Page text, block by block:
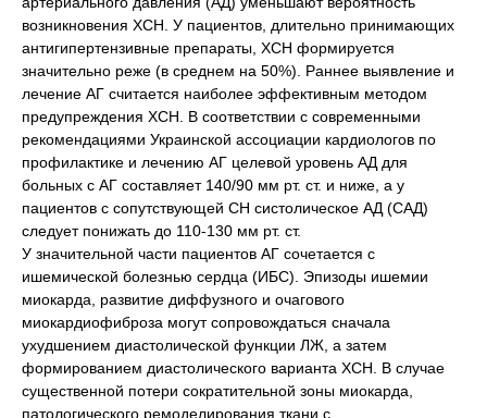
возникновения ХСН. У пациентов, длительно принимающих
антигипертензивные препараты, ХСН формируется
значительно реже (в среднем на 50%). Раннее выявление и
лечение АГ считается наиболее эффективным методом
предупреждения ХСН. В соответствии с современными
рекомендациями Украинской ассоциации кардиологов по
профилактике и лечению АГ целевой уровень АД для
больных с АГ составляет 140/90 мм рт. ст. и ниже, а у
пациентов с сопутствующей СН систолическое АД (САД)
следует понижать до 110-130 мм рт. ст.
У значительной части пациентов АГ сочетается с
ишемической болезнью сердца (ИБС). Эпизоды ишемии
миокарда, развитие диффузного и очагового
миокардиофиброза могут сопровождаться сначала
ухудшением диастолической функции ЛЖ, а затем
формированием диастолического варианта ХСН. В случае
существенной потери сократительной зоны миокарда,
патологического ремоделирования ткани с